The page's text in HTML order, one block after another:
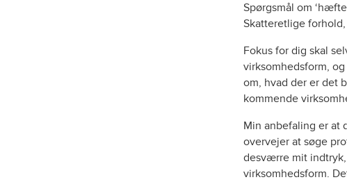
Spørgsmål om
Skatteretlige forhold,
Fokus for dig skal
virksomhedsform,
om, hvad der er det
kommende
Min anbefaling er at
overvejer at søge
desværre mit
virksomhedsform.